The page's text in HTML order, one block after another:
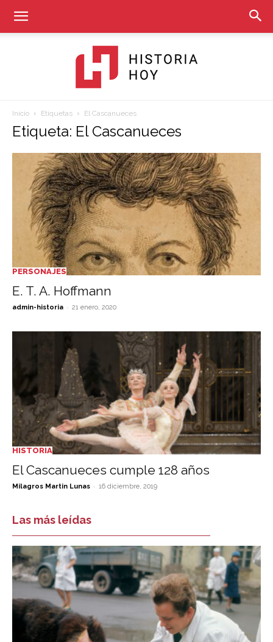
Historia
Hoy
Inicio Etiquetas El Cascanueces
Etiqueta: El Cascanueces
PERSONAJES
E. T. A. Hoffmann
admin-historia - 21 enero, 2020
HISTORIA
El Cascanueces cumple 128 años
Milagros Martin Lunas - 16 diciembre, 2019
Las más leídas